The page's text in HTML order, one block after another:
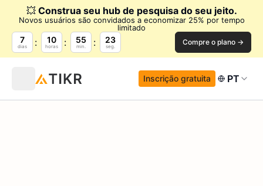
💥 Construa seu hub de pesquisa do seu jeito.
Novos usuários são convidados a economizar 25% por tempo
limitado
7
dias
10
horas
55
min.
22
seg. Compre o plano →
Inscrição gratuita PT